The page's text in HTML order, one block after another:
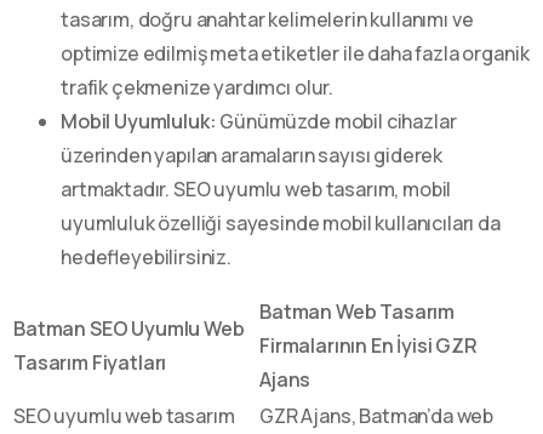
tasarım, doğru anahtar kelimelerin kullanımı ve
optimize edilmiş meta etiketler ile daha fazla organik
trafik çekmenize yardımcı olur.
Mobil Uyumluluk: Günümüzde mobil cihazlar
üzerinden yapılan aramaların sayısı giderek
artmaktadır. SEO uyumlu web tasarım, mobil
uyumluluk özelliği sayesinde mobil kullanıcıları da
hedefleyebilirsiniz.
Batman SEO Uyumlu Web
Tasarım Fiyatları
Batman Web Tasarım
Firmalarının En İyisi GZR
Ajans
SEO uyumlu web tasarım
GZR Ajans, Batman’da web